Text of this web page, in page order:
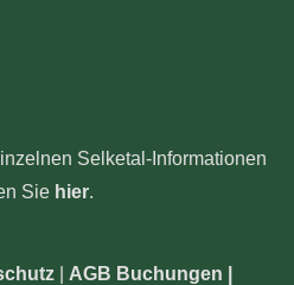
Selketal-Informationen
Sie hier.
| AGB Buchungen